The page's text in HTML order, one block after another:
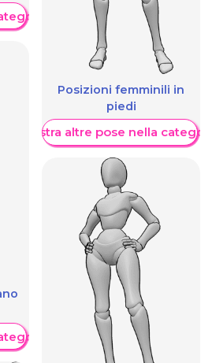
Posizioni femminili in
piedi
Mostra altre pose nella